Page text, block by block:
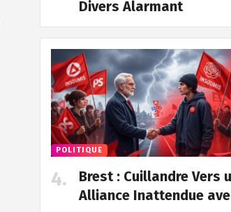
Divers Alarmant
POLITIQUE
Brest : Cuillandre Vers
Alliance Inattendue